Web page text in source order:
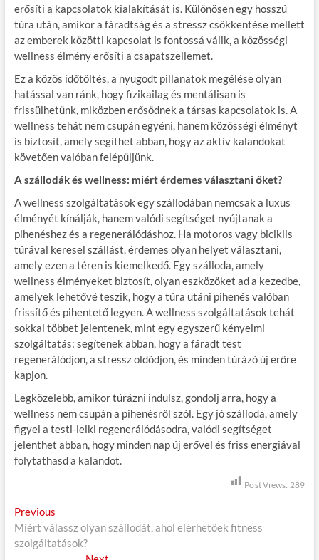
erősíti a kapcsolatok kialakítását is. Különösen egy hosszú
túra után, amikor a fáradtság és a stressz csökkentése mellett
az emberek közötti kapcsolat is fontossá válik, a közösségi
wellness élmény erősíti a csapatszellemet.
Ez a közös időtöltés, a nyugodt pillanatok megélése olyan
hatással van ránk, hogy fizikailag és mentálisan is
frissülhetünk, miközben erősödnek a társas kapcsolatok is. A
wellness tehát nem csupán egyéni, hanem közösségi élményt
is biztosít, amely segíthet abban, hogy az aktív kalandokat
követően valóban felépüljünk.
A szállodák és wellness: miért érdemes választani őket?
A wellness szolgáltatások egy szállodában nemcsak a luxus
élményét kínálják, hanem valódi segítséget nyújtanak a
pihenéshez és a regenerálódáshoz. Ha motoros vagy biciklis
túrával keresel szállást, érdemes olyan helyet választani,
amely ezen a téren is kiemelkedő. Egy szálloda, amely
wellness élményeket biztosít, olyan eszközöket ad a kezedbe,
amelyek lehetővé teszik, hogy a túra utáni pihenés valóban
frissítő és pihentető legyen. A wellness szolgáltatások tehát
sokkal többet jelentenek, mint egy egyszerű kényelmi
szolgáltatás: segítenek abban, hogy a fáradt test
regenerálódjon, a stressz oldódjon, és minden túrázó új erőre
kapjon.
Legközelebb, amikor túrázni indulsz, gondolj arra, hogy a
wellness nem csupán a pihenésről szól. Egy jó szálloda, amely
figyel a testi-lelki regenerálódásodra, valódi segítséget
jelenthet abban, hogy minden nap új erővel és friss energiával
folytathasd a kalandot.
Post Views: 289
B
e
Previous
r
e
Miért válassz olyan szállodát, ahol elérhetőek fitness
szolgáltatások?